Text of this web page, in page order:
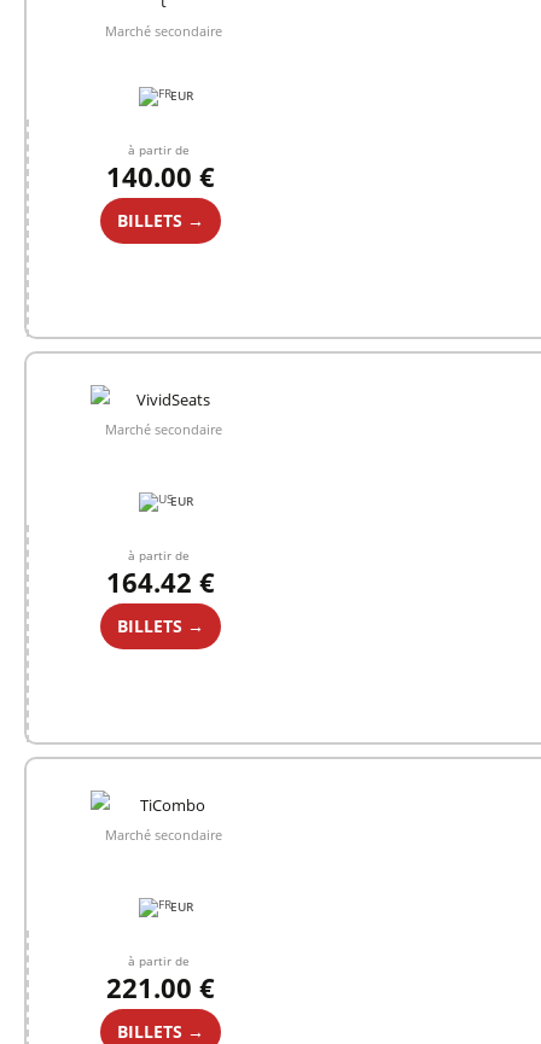
Marché secondaire
EUR
à partir de
140.00 €
BILLETS →
Marché secondaire
EUR
à partir de
164.42 €
BILLETS →
Marché secondaire
EUR
à partir de
221.00 €
BILLETS →